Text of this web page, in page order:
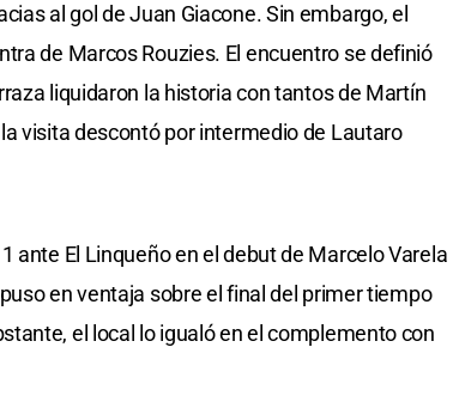
al gol de Juan Giacone. Sin embargo, el
de Marcos Rouzies. El encuentro se definió
liquidaron la historia con tantos de Martín
visita descontó por intermedio de Lautaro
ante El Linqueño en el debut de Marcelo Varela
en ventaja sobre el final del primer tiempo
el local lo igualó en el complemento con